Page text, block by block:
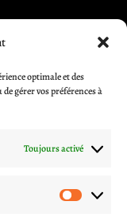
optimale et des
de gérer vos préférences à
Toujours activé